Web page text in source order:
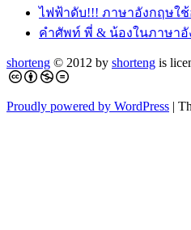
ไฟฟ้าดับ!!! ภาษาอังกฤษใช้
คำศัพท์ พี่ & น้องในภาษา
shorteng © 2012 by shorteng is
Proudly powered by WordPress |